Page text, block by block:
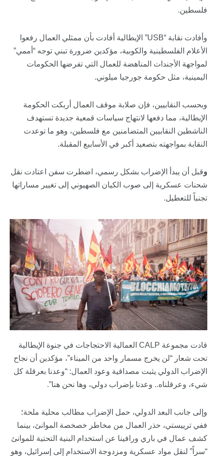
فلسطين.
وأفادت نقابة “USB” الإيطالية أفادت بأن ممثلي العمال رفعوا
الأعلام الفلسطينية والكوبية، مؤكدين ضرورة تبني توجه “أممي”
لمواجهة الأجندات المناهضة للعمال التي تفرضها الحكومات
اليمينية، مثل حكومة جورجيا ميلوني.
وبحسب النقابيين، فإن صلابة موقف العمال أربكت الحكومة
الإيطالية، مما دفعها لانتهاج سياسات قمعية جديدة تستهدف
الناشطين النقابيين المتضامنين مع فلسطين، وهو ما توعدت
النقابة بمواجهته بتصعيد أكبر في الأسابيع المقبلة.
وقبل أن يبدأ الإضراب بشكل رسمي، اضطرت سفن اعتادت نقل
شحنات عسكرية إلى صوب الكيان الصهيوني إلى تغيير مساراتها
تجنباً للتعطيل.
قادت مجموعة CALP العمالية الاحتجاجات في جنوة الإيطالية
تحت شعار “لن يخرج مسمار واحد من الميناء”، مؤكدين أن نجاح
الإضراب الدولي يثبت مصداقية وعود العمال: “وعدنا بعرقلة كل
شيء، وعرقلناه.. وعدنا بإضراب دولي، وها نحن هنا”.
وإلى جانب البعد الدولي، حمل الإضراب مطالب محلية ملحة؛
ففي ترييستي، حذر العمال من مخاطر خصخصة الموانئ، بينما
كشف عمال في باري ورافينا عن استخدام البنية التحتية للموانئ
“سراً” لنقل مواد عسكرية ومزدوجة الاستخدام إلى إسرائيل، وهو